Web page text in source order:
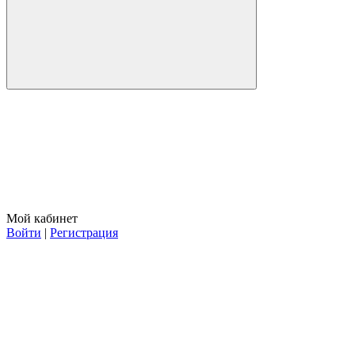
Мой кабинет
Войти | Регистрация